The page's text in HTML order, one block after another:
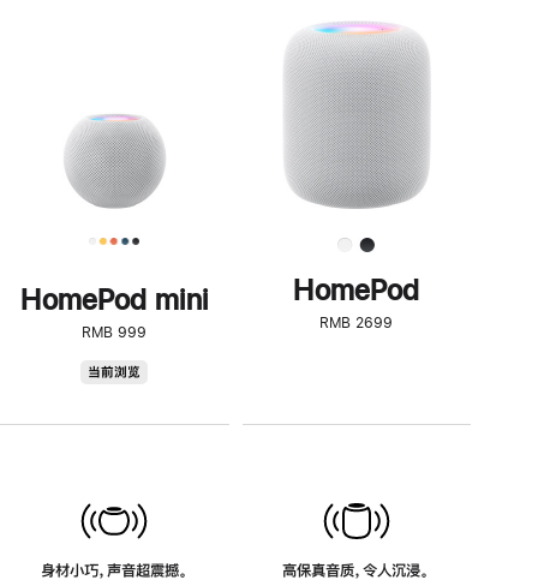
HomePod mini
RMB 999
当前浏览
身材小巧，声音超震撼。
步
了
解
HomePod<
HomePod
RMB 2699
高保真音质，令人沉浸。